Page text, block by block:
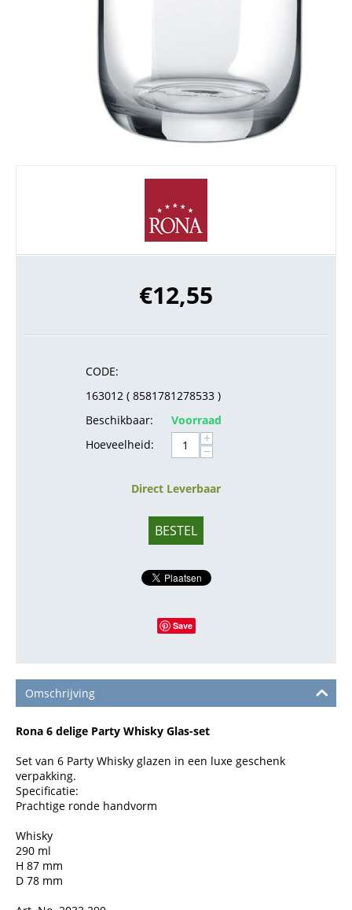
€12,55
CODE:
163012 ( 8581781278533 )
Beschikbaar:
Voorraad
Hoeveelheid:
+
−
Direct Leverbaar
BESTEL
Save
Omschrijving
Rona 6 delige Party Whisky Glas-set
Set van 6 Party Whisky glazen in een luxe geschenk
verpakking.
Specificatie:
Prachtige ronde handvorm
Whisky
290 ml
H 87 mm
D 78 mm